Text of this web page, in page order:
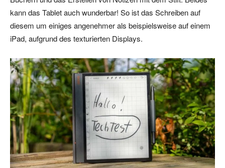
kann das Tablet auch wunderbar! So ist das Schreiben auf
diesem um einiges angenehmer als beispielsweise auf einem
iPad, aufgrund des texturierten Displays.